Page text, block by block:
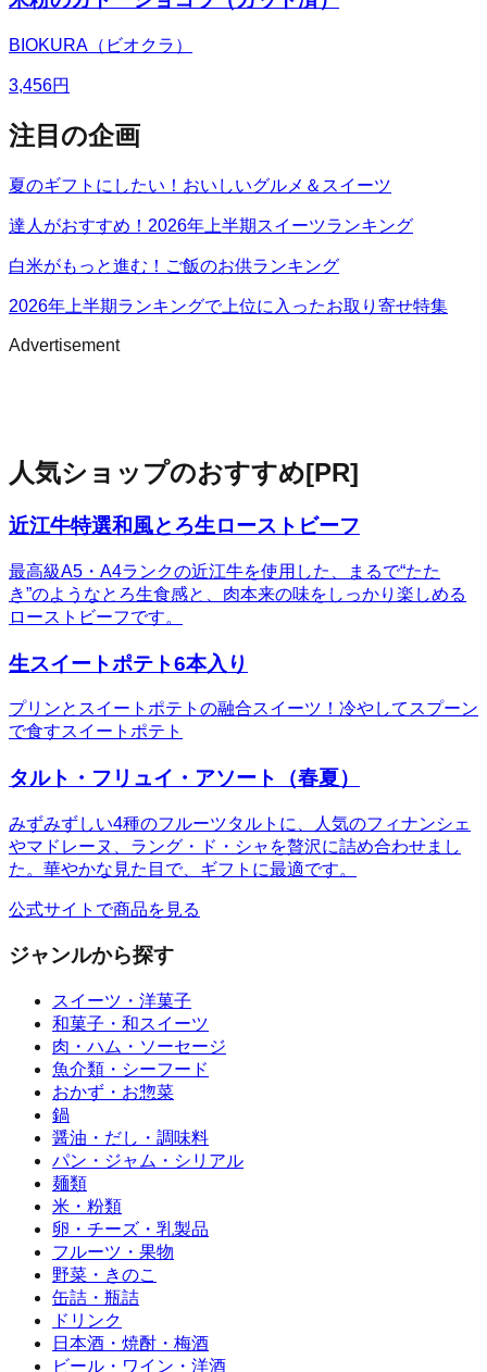
BIOKURA（ビオクラ）
3,456円
注目の企画
夏のギフトにしたい！おいしいグルメ＆スイーツ
達人がおすすめ！2026年上半期スイーツランキング
白米がもっと進む！ご飯のお供ランキング
2026年上半期ランキングで上位に入ったお取り寄せ特集
Advertisement
人気ショップのおすすめ[PR]
近江牛特選和風とろ生ローストビーフ
最高級A5・A4ランクの近江牛を使用した、まるで“たた
き”のようなとろ生食感と、肉本来の味をしっかり楽しめる
ローストビーフです。
生スイートポテト6本入り
プリンとスイートポテトの融合スイーツ！冷やしてスプーン
で食すスイートポテト
タルト・フリュイ・アソート（春夏）
みずみずしい4種のフルーツタルトに、人気のフィナンシェ
やマドレーヌ、ラング・ド・シャを贅沢に詰め合わせまし
た。華やかな見た目で、ギフトに最適です。
公式サイトで商品を見る
ジャンルから探す
スイーツ・洋菓子
和菓子・和スイーツ
肉・ハム・ソーセージ
魚介類・シーフード
おかず・お惣菜
鍋
醤油・だし・調味料
パン・ジャム・シリアル
麺類
米・粉類
卵・チーズ・乳製品
フルーツ・果物
野菜・きのこ
缶詰・瓶詰
ドリンク
日本酒・焼酎・梅酒
ビール・ワイン・洋酒